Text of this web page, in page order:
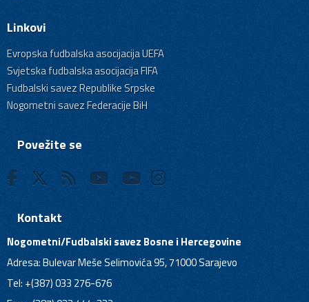
Linkovi
Evropska fudbalska asocijacija UEFA
Svjetska fudbalska asocijacija FIFA
Fudbalski savez Republike Srpske
Nogometni savez Federacije BiH
Povežite se
Kontakt
Nogometni/Fudbalski savez Bosne i Hercegovine
Adresa: Bulevar Meše Selimovića 95, 71000 Sarajevo
Tel: +(387) 033 276-676